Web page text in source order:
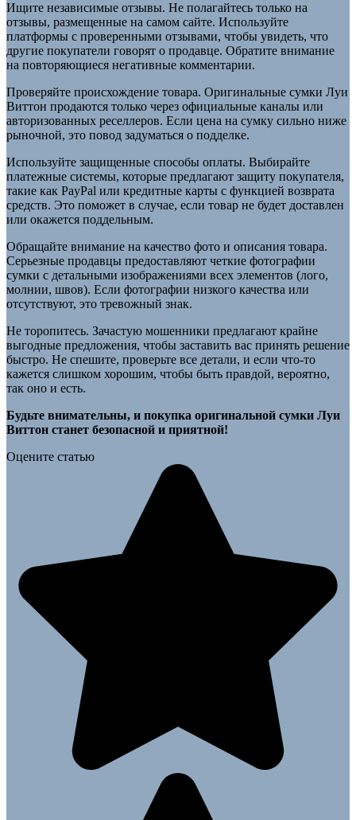
Ищите независимые отзывы. Не полагайтесь только на
отзывы, размещенные на самом сайте. Используйте
платформы с проверенными отзывами, чтобы увидеть, что
другие покупатели говорят о продавце. Обратите внимание
на повторяющиеся негативные комментарии.
Проверяйте происхождение товара. Оригинальные сумки Луи
Виттон продаются только через официальные каналы или
авторизованных реселлеров. Если цена на сумку сильно ниже
рыночной, это повод задуматься о подделке.
Используйте защищенные способы оплаты. Выбирайте
платежные системы, которые предлагают защиту покупателя,
такие как PayPal или кредитные карты с функцией возврата
средств. Это поможет в случае, если товар не будет доставлен
или окажется поддельным.
Обращайте внимание на качество фото и описания товара.
Серьезные продавцы предоставляют четкие фотографии
сумки с детальными изображениями всех элементов (лого,
молнии, швов). Если фотографии низкого качества или
отсутствуют, это тревожный знак.
Не торопитесь. Зачастую мошенники предлагают крайне
выгодные предложения, чтобы заставить вас принять решение
быстро. Не спешите, проверьте все детали, и если что-то
кажется слишком хорошим, чтобы быть правдой, вероятно,
так оно и есть.
Будьте внимательны, и покупка оригинальной сумки Луи
Виттон станет безопасной и приятной!
Оцените статью